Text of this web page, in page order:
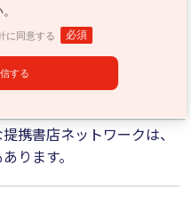
い出版社の自費出版書籍
りませんでした。
ンバーの地道な取り組み
増え、ヒット作の誕生を
携書店ネットワークは、
ります。
に同意する 必須